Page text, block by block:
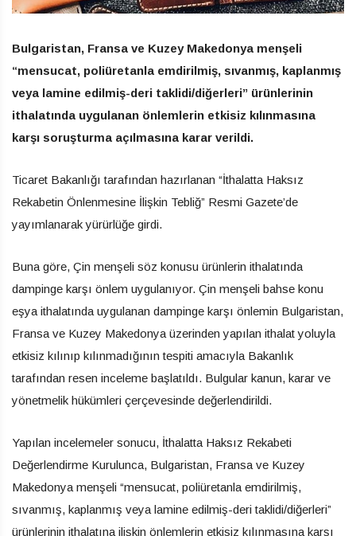
Bulgaristan, Fransa ve Kuzey Makedonya menşeli
“mensucat, poliüretanla emdirilmiş, sıvanmış, kaplanmış
veya lamine edilmiş-deri taklidi/diğerleri” ürünlerinin
ithalatında uygulanan önlemlerin etkisiz kılınmasına
karşı soruşturma açılmasına karar verildi.
Ticaret Bakanlığı tarafından hazırlanan “İthalatta Haksız
Rekabetin Önlenmesine İlişkin Tebliğ” Resmi Gazete’de
yayımlanarak yürürlüğe girdi.
Buna göre, Çin menşeli söz konusu ürünlerin ithalatında
dampinge karşı önlem uygulanıyor. Çin menşeli bahse konu
eşya ithalatında uygulanan dampinge karşı önlemin Bulgaristan,
Fransa ve Kuzey Makedonya üzerinden yapılan ithalat yoluyla
etkisiz kılınıp kılınmadığının tespiti amacıyla Bakanlık
tarafından resen inceleme başlatıldı. Bulgular kanun, karar ve
yönetmelik hükümleri çerçevesinde değerlendirildi.
Yapılan incelemeler sonucu, İthalatta Haksız Rekabeti
Değerlendirme Kurulunca, Bulgaristan, Fransa ve Kuzey
Makedonya menşeli “mensucat, poliüretanla emdirilmiş,
sıvanmış, kaplanmış veya lamine edilmiş-deri taklidi/diğerleri”
ürünlerinin ithalatına ilişkin önlemlerin etkisiz kılınmasına karşı